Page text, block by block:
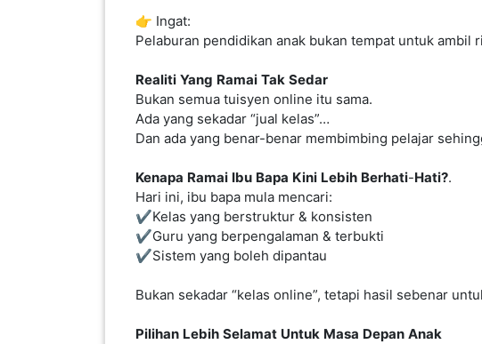
👉 Ingat:
Pelaburan pendidikan anak bukan tempat untuk ambil
Realiti Yang Ramai Tak Sedar
Bukan semua tuisyen online itu sama.
Ada yang sekadar “jual kelas”…
Dan ada yang benar-benar membimbing pelajar
Kenapa Ramai Ibu Bapa Kini Lebih Berhati-Hati?.
​​​​​Hari ini, ibu bapa mula mencari:
✔️Kelas yang berstruktur & konsisten
✔️Guru yang berpengalaman & terbukti
✔️Sistem yang boleh dipantau
Bukan sekadar “kelas online”, tetapi hasil sebenar
Pilihan Lebih Selamat Untuk Masa Depan Anak
TERENGGANU(12)